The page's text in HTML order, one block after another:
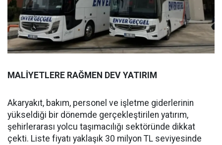
MALİYETLERE RAĞMEN DEV YATIRIM
Akaryakıt, bakım, personel ve işletme giderlerinin
yükseldiği bir dönemde gerçekleştirilen yatırım,
şehirlerarası yolcu taşımacılığı sektöründe dikkat
çekti. Liste fiyatı yaklaşık 30 milyon TL seviyesinde